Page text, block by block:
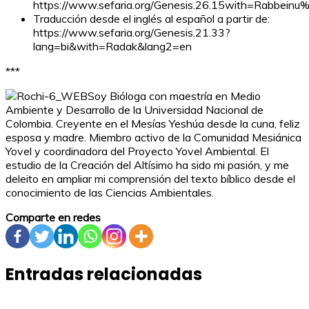
https://www.sefaria.org/
Traducción desde el inglés al español a partir de:
https://www.sefaria.org/Genesis.21.33?
lang=bi&with=Radak&lang2=en
***
Soy Bióloga con maestría en Medio
Ambiente y Desarrollo de la Universidad Nacional de
Colombia. Creyente en el Mesías Yeshúa desde la cuna, feliz
esposa y madre. Miembro activo de la Comunidad Mesiánica
Yovel y coordinadora del Proyecto Yovel Ambiental. El
estudio de la Creación del Altísimo ha sido mi pasión, y me
deleito en ampliar mi comprensión del texto bíblico desde el
conocimiento de las Ciencias Ambientales.
Comparte en redes
Entradas relacionadas